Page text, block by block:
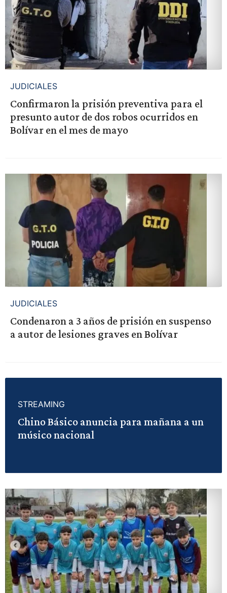
JUDICIALES
Confirmaron la prisión preventiva para el
presunto autor de dos robos ocurridos en
Bolívar en el mes de mayo
JUDICIALES
Condenaron a 3 años de prisión en suspenso
a autor de lesiones graves en Bolívar
STREAMING
Chino Básico anuncia para mañana a un
músico nacional